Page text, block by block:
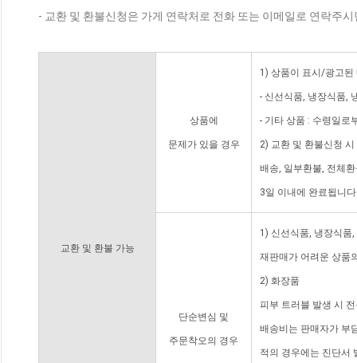
- 교환 및 환불신청은 가게 연락처로 전화 또는 이메일로 연락주
교환 및 환불 가능
상품에
문제가 있을 경우
1) 상품이 표시/광고된
- 신선식품, 냉장식품,
- 기타 상품 : 수령일로
2) 교환 및 환불신청
배송, 일부환불, 전체
3일 이내에 완료됩니
단순변심 및
주문착오의 경우
1) 신선식품, 냉장식품
재판매가 어려운 상품
2) 화장품
피부 트러블 발생 시
배송비는 판매자가 부
적의 경우에는 진단서